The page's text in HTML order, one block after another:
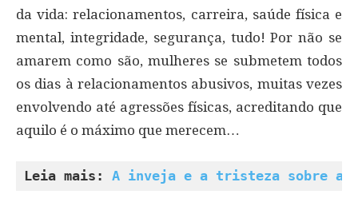
da vida: relacionamentos, carreira, saúde física e
mental, integridade, segurança, tudo! Por não se
amarem como são, mulheres se submetem todos
os dias à relacionamentos abusivos, muitas vezes
envolvendo até agressões físicas, acreditando que
aquilo é o máximo que merecem…
Leia mais: A inveja e a tristeza sobre a